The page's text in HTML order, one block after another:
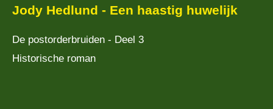
Jody Hedlund - Een haastig huwelijk
De postorderbruiden - Deel 3
Historische roman